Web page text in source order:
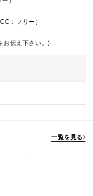
：フリー）
お伝え下さい。)
一覧を見る